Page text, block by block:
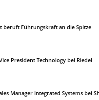
beruft Führungskraft an die Spitze
President Technology bei Riedel
Manager Integrated Systems bei